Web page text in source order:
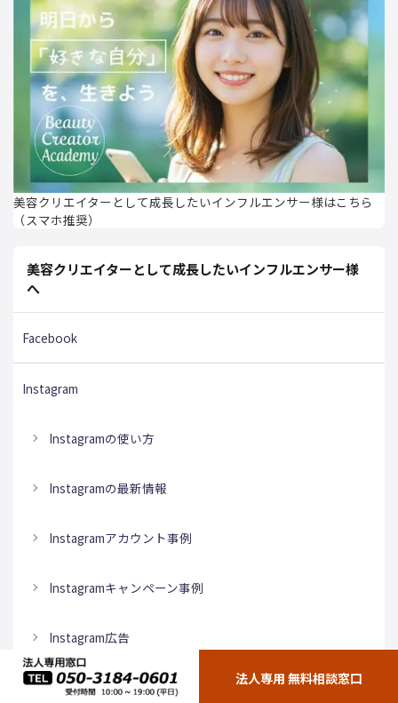
美容クリエイターとして成長したいインフルエンサー様はこちら
（スマホ推奨）
美容クリエイターとして成長したいインフルエンサー様
へ
Facebook
Instagram
Instagramの使い方
Instagramの最新情報
Instagramアカウント事例
Instagramキャンペーン事例
Instagram広告
Instagram運用・分析・改善ノウハウ法人専用 無料相談窓口